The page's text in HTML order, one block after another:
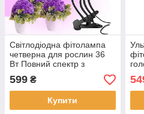
Світлодіодна фітолампа
четверна для рослин 36
Вт Повний спектр з
регулюванням яскравості
599 ₴
Купити